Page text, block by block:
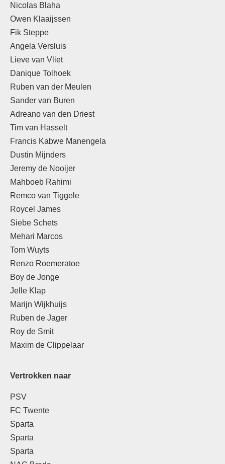
Nicolas Blaha
Owen Klaaijssen
Fik Steppe
Angela Versluis
Lieve van Vliet
Danique Tolhoek
Ruben van der Meulen
Sander van Buren
Adreano van den Driest
Tim van Hasselt
Francis Kabwe Manengela
Dustin Mijnders
Jeremy de Nooijer
Mahboeb Rahimi
Remco van Tiggele
Roycel James
Siebe Schets
Mehari Marcos
Tom Wuyts
Renzo Roemeratoe
Boy de Jonge
Jelle Klap
Marijn Wijkhuijs
Ruben de Jager
Roy de Smit
Maxim de Clippelaar
Vertrokken naar
PSV
FC Twente
Sparta
Sparta
Sparta